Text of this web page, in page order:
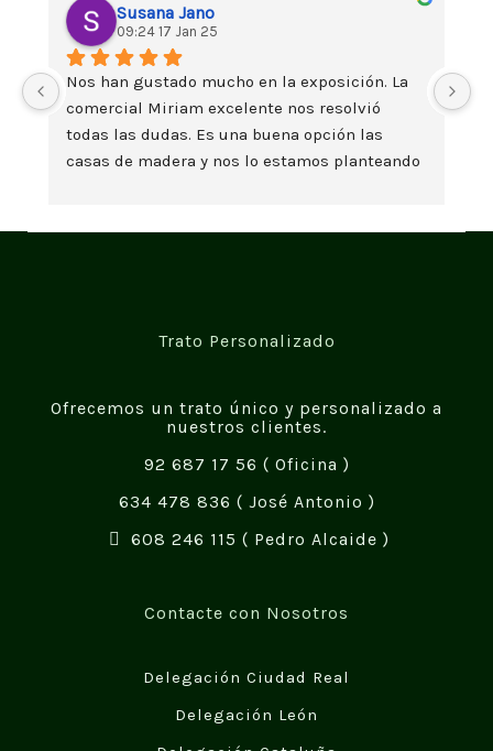
Susana Jano
09:24 17 Jan 25
Nos han gustado mucho en la exposición. La
comercial Miriam excelente nos resolvió
todas las dudas. Es una buena opción las
casas de madera y nos lo estamos planteando
Trato Personalizado
Ofrecemos un trato único y personalizado a
nuestros clientes.
92 687 17 56 ( Oficina )
634 478 836 ( José Antonio )
608 246 115 ( Pedro Alcaide )
Contacte con Nosotros
Delegación Ciudad Real
Delegación León